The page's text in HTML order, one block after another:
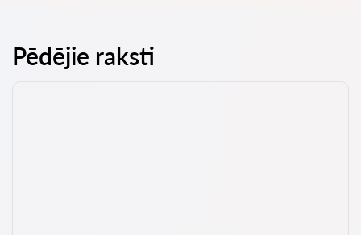
Pēdējie raksti